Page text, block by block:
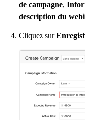
de campagne,
description du
Cliquez sur